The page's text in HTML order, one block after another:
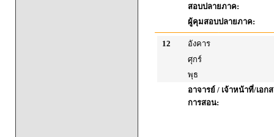
สอบปลายภาค:
ผู้คุมสอบปลายภาค:
12
อังคาร
ศุกร์
พุธ
อาจารย์ / เจ้าหน้าที่/เอก
การสอน: